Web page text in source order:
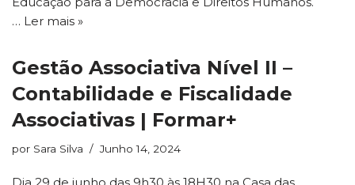
… Ler mais »
Gestão Associativa Nível II –
Contabilidade e Fiscalidade
Associativas | Formar+
por Sara Silva Junho 14, 2024